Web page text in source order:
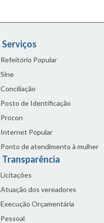
Serviços
Refeitório Popular
Sine
Conciliação
Posto de Identificação
Procon
Internet Popular
Ponto de atendimento à mulher
Transparência
Licitações
Atuação dos vereadores
Execução Orçamentária
Pessoal